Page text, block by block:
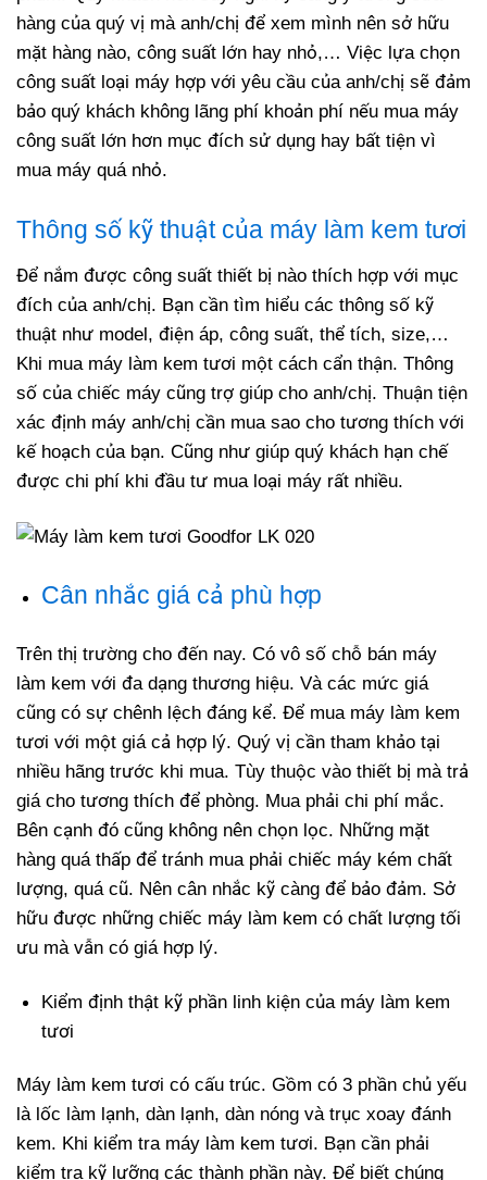
hàng của quý vị mà anh/chị để xem mình nên sở hữu
mặt hàng nào, công suất lớn hay nhỏ,… Việc lựa chọn
công suất loại máy hợp với yêu cầu của anh/chị sẽ đảm
bảo quý khách không lãng phí khoản phí nếu mua máy
công suất lớn hơn mục đích sử dụng hay bất tiện vì
mua máy quá nhỏ.
Thông số kỹ thuật của máy làm kem tươi
Để nắm được công suất thiết bị nào thích hợp với mục
đích của anh/chị. Bạn cần tìm hiểu các thông số kỹ
thuật như model, điện áp, công suất, thể tích, size,…
Khi mua máy làm kem tươi một cách cẩn thận. Thông
số của chiếc máy cũng trợ giúp cho anh/chị. Thuận tiện
xác định máy anh/chị cần mua sao cho tương thích với
kế hoạch của bạn. Cũng như giúp quý khách hạn chế
được chi phí khi đầu tư mua loại máy rất nhiều.
Cân nhắc giá cả phù hợp
Trên thị trường cho đến nay. Có vô số chỗ bán máy
làm kem với đa dạng thương hiệu. Và các mức giá
cũng có sự chênh lệch đáng kể. Để mua máy làm kem
tươi với một giá cả hợp lý. Quý vị cần tham khảo tại
nhiều hãng trước khi mua. Tùy thuộc vào thiết bị mà trả
giá cho tương thích để phòng. Mua phải chi phí mắc.
Bên cạnh đó cũng không nên chọn lọc. Những mặt
hàng quá thấp để tránh mua phải chiếc máy kém chất
lượng, quá cũ. Nên cân nhắc kỹ càng để bảo đảm. Sở
hữu được những chiếc máy làm kem có chất lượng tối
ưu mà vẫn có giá hợp lý.
Kiểm định thật kỹ phần linh kiện của máy làm kem
tươi
Máy làm kem tươi có cấu trúc. Gồm có 3 phần chủ yếu
là lốc làm lạnh, dàn lạnh, dàn nóng và trục xoay đánh
kem. Khi kiểm tra máy làm kem tươi. Bạn cần phải
kiểm tra kỹ lưỡng các thành phần này. Để biết chúng